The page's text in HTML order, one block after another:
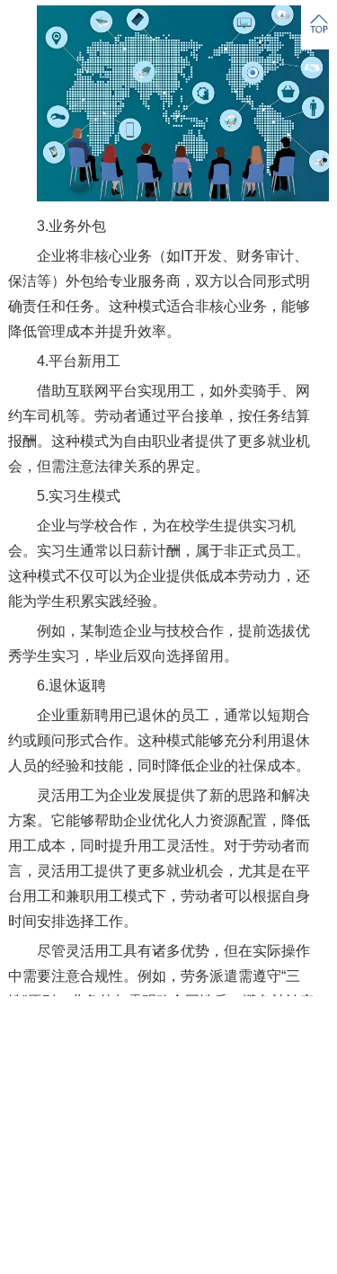
3.业务外包
企业将非核心业务（如IT开发、财务审计、
保洁等）外包给专业服务商，双方以合同形式明
确责任和任务。这种模式适合非核心业务，能够
降低管理成本并提升效率。
4.平台新用工
借助互联网平台实现用工，如外卖骑手、网
约车司机等。劳动者通过平台接单，按任务结算
报酬。这种模式为自由职业者提供了更多就业机
会，但需注意法律关系的界定。
5.实习生模式
企业与学校合作，为在校学生提供实习机
会。实习生通常以日薪计酬，属于非正式员工。
这种模式不仅可以为企业提供低成本劳动力，还
能为学生积累实践经验。
例如，某制造企业与技校合作，提前选拔优
秀学生实习，毕业后双向选择留用。
6.退休返聘
企业重新聘用已退休的员工，通常以短期合
约或顾问形式合作。这种模式能够充分利用退休
人员的经验和技能，同时降低企业的社保成本。
灵活用工为企业发展提供了新的思路和解决
方案。它能够帮助企业优化人力资源配置，降低
用工成本，同时提升用工灵活性。对于劳动者而
言，灵活用工提供了更多就业机会，尤其是在平
台用工和兼职用工模式下，劳动者可以根据自身
时间安排选择工作。
尽管灵活用工具有诸多优势，但在实际操作
中需要注意合规性。例如，劳务派遣需遵守“三
性”原则，业务外包需明确合同性质，避免被认定